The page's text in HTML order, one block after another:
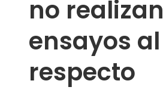
no realizan
ensayos al
respecto